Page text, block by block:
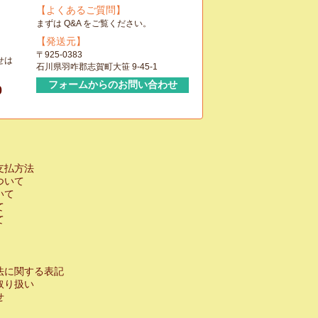
は
【よくあるご質問】
まずは Q&A をご覧ください。
【発送元】
〒925-0383
石川県羽咋郡志賀町大笹 9-45-1
フォームからのお問い合わせ
払方法
いて
て
に関する表記
り扱い